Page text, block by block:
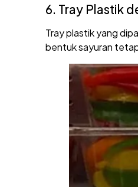
6. Tray Plastik
Tray plastik yang
bentuk sayuran